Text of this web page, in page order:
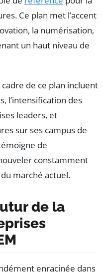
Ce plan met l’accent
la numérisation,
un haut niveau de
de ce plan incluent
l’intensification des
leaders, et
sur ses campus de
de
constamment
marché actuel.
de la
enracinée dans